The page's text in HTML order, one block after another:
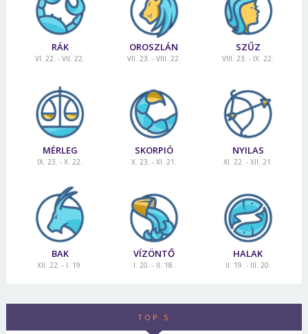
RÁK
VI. 22. - VII. 22.
OROSZLÁN
VII. 23. - VIII. 22.
SZŰZ
VIII. 23. - IX. 22.
MÉRLEG
IX. 23. - X. 22.
SKORPIÓ
X. 23. - XI. 21.
NYILAS
XI. 22. - XII. 21.
BAK
XII. 22. - I. 19.
VÍZÖNTŐ
I. 20. - II. 18.
HALAK
II. 19. - III. 20.
TOP 5